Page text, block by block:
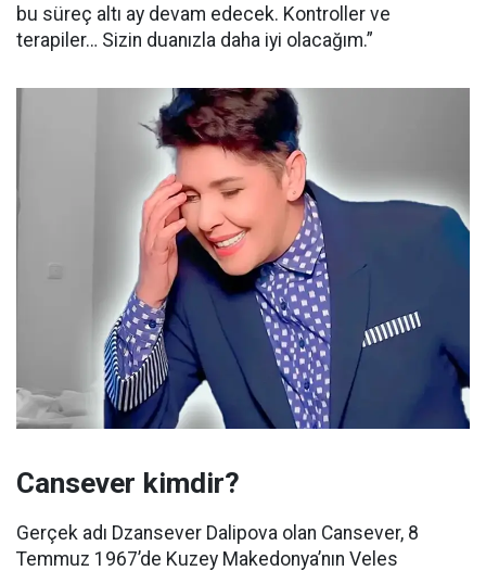
bu süreç altı ay devam edecek. Kontroller ve
terapiler… Sizin duanızla daha iyi olacağım.”
Cansever kimdir?
Gerçek adı Dzansever Dalipova olan Cansever, 8
Temmuz 1967’de Kuzey Makedonya’nın Veles